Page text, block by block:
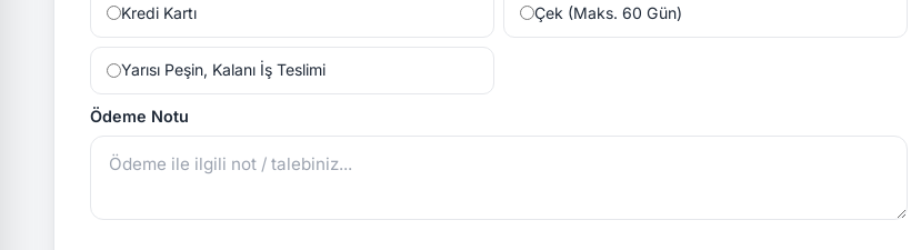
Kredi Kartı Çek (Maks. 60 Gün)
Yarısı Peşin, Kalanı İş Teslimi
Ödeme Notu